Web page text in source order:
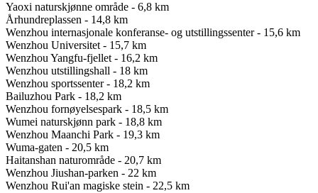
Yaoxi naturskjønne område - 6,8 km
Århundreplassen - 14,8 km
Wenzhou internasjonale konferanse- og utstillingssenter - 15,6 km
Wenzhou Universitet - 15,7 km
Wenzhou Yangfu-fjellet - 16,2 km
Wenzhou utstillingshall - 18 km
Wenzhou sportssenter - 18,2 km
Bailuzhou Park - 18,2 km
Wenzhou fornøyelsespark - 18,5 km
Wumei naturskjønn park - 18,8 km
Wenzhou Maanchi Park - 19,3 km
Wuma-gaten - 20,5 km
Haitanshan naturområde - 20,7 km
Wenzhou Jiushan-parken - 22 km
Wenzhou Rui'an magiske stein - 22,5 km